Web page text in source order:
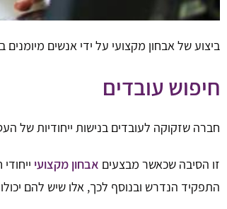
ביצוע של אבחון מקצועי על ידי אנשים
חיפוש עובדים
חברה שזקוקה לעובדים בנישות ייחודיות של
זו הסיבה שכאשר מבצעים אבחון מקצועי
התפקיד הנדרש ובנוסף לכך, אלו שיש להם